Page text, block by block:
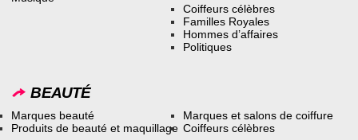
Coiffeurs célèbres
Familles Royales
Hommes d’affaires
Politiques
BEAUTÉ
Marques beauté
Produits de beauté et maquillage
Marques et salons de coiffure
Coiffeurs célèbres